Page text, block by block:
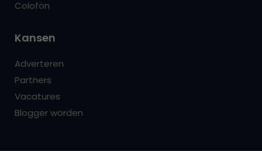
Colofon
Kansen
Adverteren
Partners
Vacatures
Blogger worden